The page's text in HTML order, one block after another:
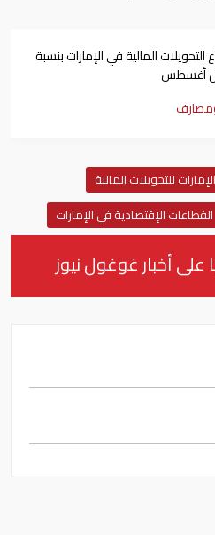
المالية في الإمارات بنسبة
للتحويلات المالية
القطاعات الإقتصادية في الإمارات
على أخبار غوغول نيوز